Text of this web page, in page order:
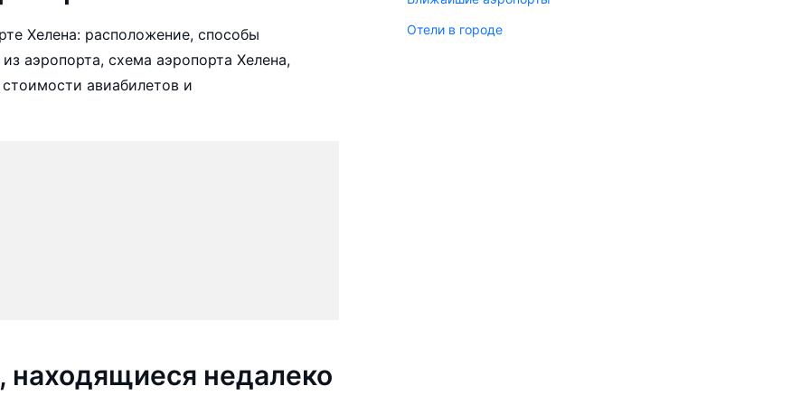
Хелена: расположение, способы
аэропорта, схема аэропорта Хелена,
авиабилетов и
находящиеся недалеко
Отели в городе